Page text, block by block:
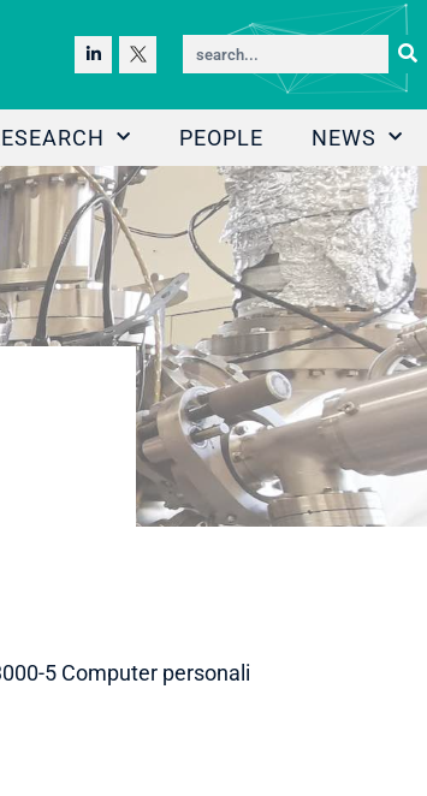
PEOPLE NEWS
5 Computer personali